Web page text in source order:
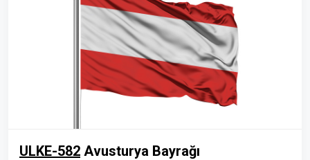
ULKE-582 Avusturya Bayrağı